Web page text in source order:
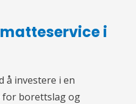
i
å investere i en
for borettslag og